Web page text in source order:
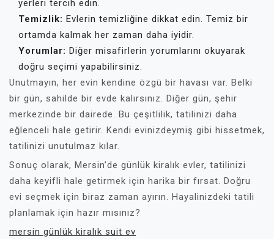
yerleri tercih edin.
Temizlik: Evlerin temizliğine dikkat edin. Temiz bir
ortamda kalmak her zaman daha iyidir.
Yorumlar: Diğer misafirlerin yorumlarını okuyarak
doğru seçimi yapabilirsiniz.
Unutmayın, her evin kendine özgü bir havası var. Belki
bir gün, sahilde bir evde kalırsınız. Diğer gün, şehir
merkezinde bir dairede. Bu çeşitlilik, tatilinizi daha
eğlenceli hale getirir. Kendi evinizdeymiş gibi hissetmek,
tatilinizi unutulmaz kılar.
Sonuç olarak, Mersin’de günlük kiralık evler, tatilinizi
daha keyifli hale getirmek için harika bir fırsat. Doğru
evi seçmek için biraz zaman ayırın. Hayalinizdeki tatili
planlamak için hazır mısınız?
mersin günlük kiralık suit ev